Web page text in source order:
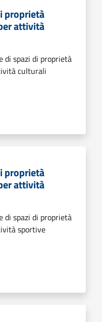
proprietà
attività
di spazi di proprietà
culturali
proprietà
attività
di spazi di proprietà
sportive